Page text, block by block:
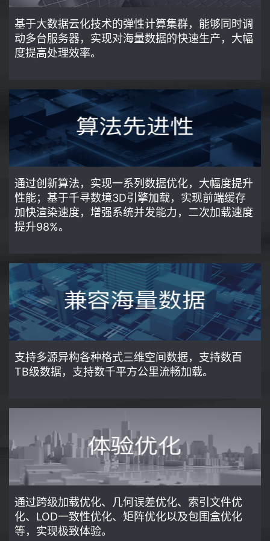
基于大数据云化技术的弹性计算集群，能够同时调
动多台服务器，实现对海量数据的快速生产，大幅
度提高处理效率。
通过创新算法，实现一系列数据优化，大幅度提升
性能；基于千寻数境3D引擎加载，实现前端缓存
加快渲染速度，增强系统并发能力，二次加载速度
提升98%。
支持多源异构各种格式三维空间数据，支持数百
TB级数据，支持数千平方公里流畅加载。
通过跨级加载优化、几何误差优化、索引文件优
化、LOD一致性优化、矩阵优化以及包围盒优化
等，实现极致体验。